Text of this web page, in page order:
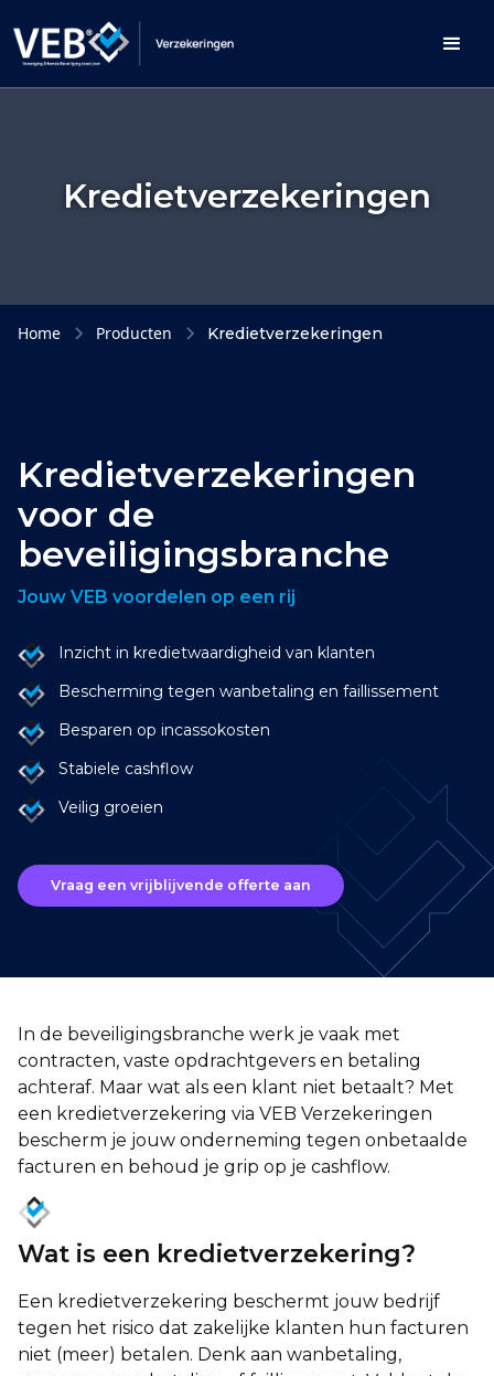
Kredietverzekeringen
Home Producten Kredietverzekeringen
Kredietverzekeringen
voor de
beveiligingsbranche
Jouw VEB voordelen op een rij
Inzicht in kredietwaardigheid van klanten
Bescherming tegen wanbetaling en faillissement
Besparen op incassokosten
Stabiele cashflow
Veilig groeien
Vraag een vrijblijvende offerte aan
In de beveiligingsbranche werk je vaak met
contracten, vaste opdrachtgevers en betaling
achteraf. Maar wat als een klant niet betaalt? Met
een kredietverzekering via VEB Verzekeringen
bescherm je jouw onderneming tegen onbetaalde
facturen en behoud je grip op je cashflow.
Wat is een kredietverzekering?
Een kredietverzekering beschermt jouw bedrijf
tegen het risico dat zakelijke klanten hun facturen
niet (meer) betalen. Denk aan wanbetaling,